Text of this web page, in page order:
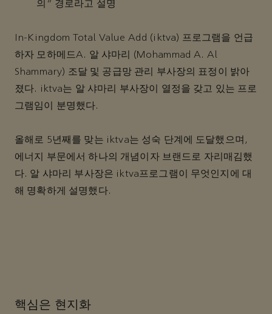
의” 경로라고 설명
In-Kingdom Total Value Add (iktva) 프로그램을 언급
하자 모하메드A. 알 샤마리 (Mohammad A. Al
Shammary) 조달 및 공급망 관리 부사장의 표정이 밝아
졌다. iktva는 알 샤마리 부사장이 열정을 갖고 있는 프로
그램임이 분명했다.
올해로 5년째를 맞는 iktva는 성숙 단계에 도달했으며,
에너지 부문에서 하나의 개념이자 브랜드로 자리매김했
다. 알 샤마리 부사장은 iktva프로그램이 무엇인지에 대
해 명확하게 설명했다.
핵심은 현지화